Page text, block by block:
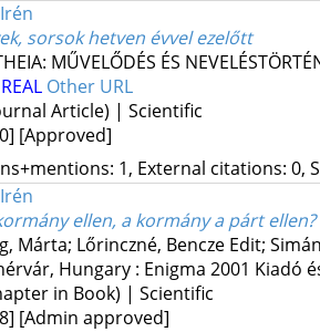
sorsok hetven évvel ezelőtt
MŰVELŐDÉS ÉS
REAL Other URL
Article) | Scientific
[Approved]
1, External citations: 0,
ellen, a kormány a párt ellen?
Márta; Lőrinczné, Bencze Edit;
Hungary : Enigma 2001 Kiadó
in Book) | Scientific
[Admin approved]